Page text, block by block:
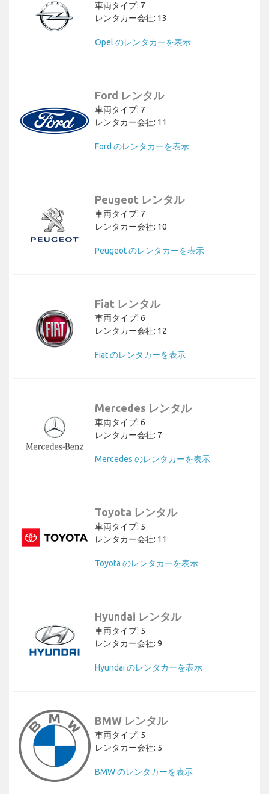
車両タイプ: 7
レンタカー会社: 13
Opel のレンタカーを表示
Ford レンタル
車両タイプ: 7
レンタカー会社: 11
Ford のレンタカーを表示
Peugeot レンタル
車両タイプ: 7
レンタカー会社: 10
Peugeot のレンタカーを表示
Fiat レンタル
車両タイプ: 6
レンタカー会社: 12
Fiat のレンタカーを表示
Mercedes レンタル
車両タイプ: 6
レンタカー会社: 7
Mercedes のレンタカーを表示
Toyota レンタル
車両タイプ: 5
レンタカー会社: 11
Toyota のレンタカーを表示
Hyundai レンタル
車両タイプ: 5
レンタカー会社: 9
Hyundai のレンタカーを表示
BMW レンタル
車両タイプ: 5
レンタカー会社: 5
BMW のレンタカーを表示